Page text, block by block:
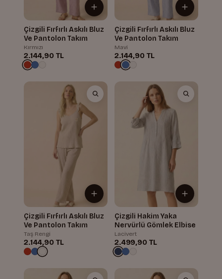
Çizgili Fırfırlı Askılı Bluz
Ve Pantolon Takım
Kırmızı
2.144,90 TL
Çizgili Fırfırlı Askılı Bluz
Ve Pantolon Takım
Mavi
2.144,90 TL
Çizgili Fırfırlı Askılı Bluz
Ve Pantolon Takım
Taş Rengi
2.144,90 TL
Çizgili Hakim Yaka
Nervürlü Gömlek Elbise
Lacivert
2.499,90 TL